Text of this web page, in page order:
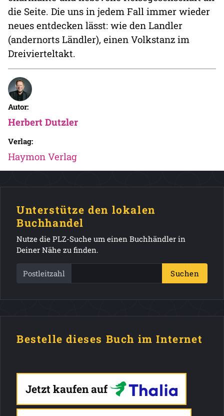
die Seite. Die uns in jedem Fall immer wieder
neues entdecken lässt: wie den Landler
(andernorts Ländler), einen Volkstanz im
Dreivierteltakt.
Autor:
Herbert Dutzler
Verlag:
Haymon Verlag
Unterstütze den lokalen
Buchhandel
Nutze die PLZ-Suche um einen Buchhändler in
Deiner Nähe zu finden.
Postleitzahl Suchen
Bestelle dieses Buch im Internet
Jetzt kaufen auf